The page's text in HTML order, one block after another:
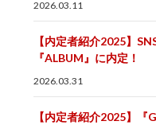
2026.03.11
【内定者紹介2025】
『ALBUM』に内定！
2026.03.31
【内定者紹介2025】